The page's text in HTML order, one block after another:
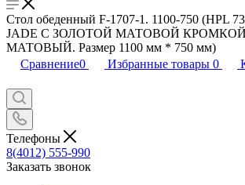
Стол обеденный F-1707-1. 1100-750 (HPL
JADE С ЗОЛОТОЙ МАТОВОЙ
МАТОВЫЙ. Размер 1100 мм * 750 мм)
Сравнение0 Избранные товары 0
Телефоны
8(4012) 555-990
Заказать звонок